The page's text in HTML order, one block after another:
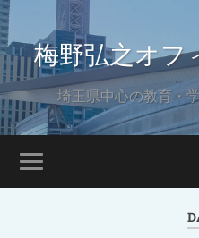
梅野弘之オ
埼玉県中心の教育・